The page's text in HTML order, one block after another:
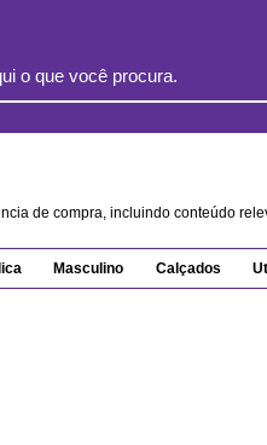
de compra, incluindo conteúdo
Masculino Calçados